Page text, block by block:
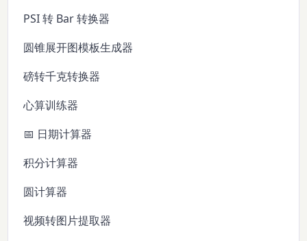
PSI 转 Bar 转换器
圆锥展开图模板生成器
磅转千克转换器
心算训练器
📅 日期计算器
积分计算器
圆计算器
视频转图片提取器